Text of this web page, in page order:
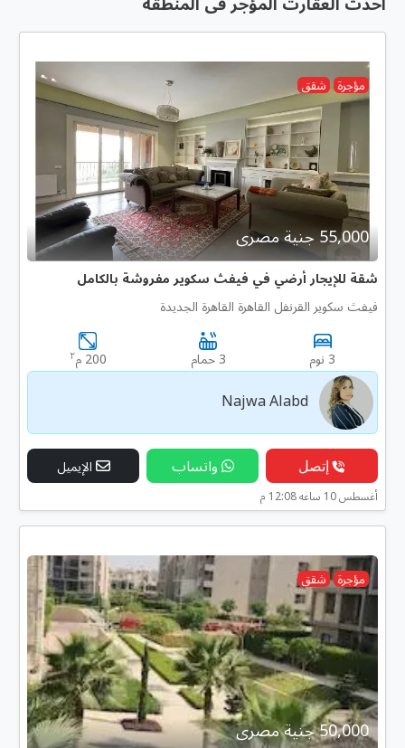
مؤجرة شقق
55,000 جنية مصرى
شقة للإيجار أرضي في فيفث سكوير مفروشة بالكامل
فيفث سكوير القرنفل القاهرة القاهرة الجديدة
3 نوم 3 حمام 200 م ٢
Najwa Alabd
إتصل واتساب الإيميل
أغسطس 10 ساعه 12:08 م
مؤجرة شقق
50,000 جنية مصرى